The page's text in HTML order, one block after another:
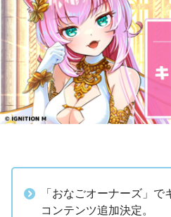
「おなごオーナーズ」
コンテンツ追加決定。